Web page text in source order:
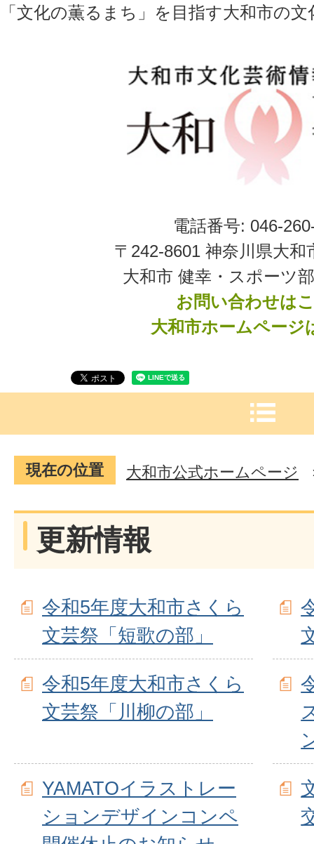
「文化の薫るまち」を目指す大和市の
電話番号: 046-
〒242-8601 神奈川県大和
大和市 健幸・スポーツ
お問い合わせは
大和市ホームページ
現在の位置 大和市公式ホームページ
更新情報
令和5年度大和市さくら
文芸祭「短歌の部」
令和5年度大和市さくら
文芸祭「川柳の部」
YAMATOイラストレー
ションデザインコンペ